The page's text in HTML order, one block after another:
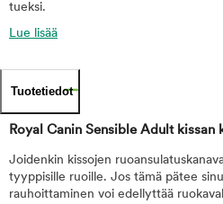
tueksi.
Lue lisää
Tuotetiedot
Royal Canin Sensible Adult kissan
Joidenkin kissojen
tyyppisille ruoille. Jos tämä pätee
rauhoittaminen voi edellyttää